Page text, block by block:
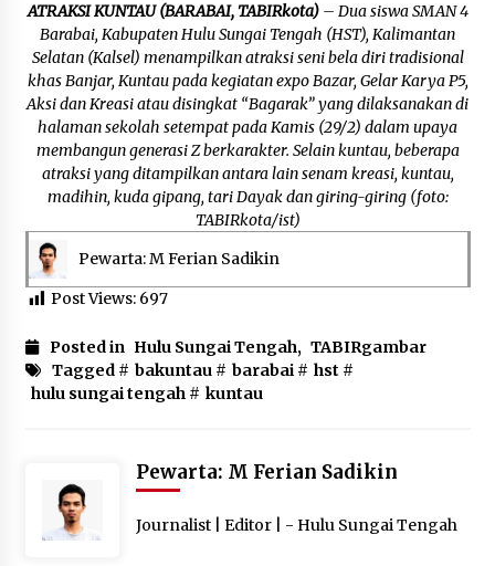
Kesehatan
Agustus 4, 2026
Kejari HST Musnahkan Barang Bukti 27 Perkara
Inkracht van Gewisjde
Agustus 4, 2026
Pelajar di HST Musnahkan Barang Bukti
Kejaksaan, Ada Apa?
Agustus 4, 2026
ATRAKSI KUNTAU (BARABAI, TABIRkota)– Dua siswa SMAN 4
Barabai, Kabupaten Hulu Sungai Tengah (HST), Kalimantan
Selatan (Kalsel) menampilkan atraksi seni bela diri tradisional
khas Banjar, Kuntau pada kegiatan expo Bazar, Gelar Karya P5,
Aksi dan Kreasi atau disingkat “Bagarak” yang dilaksanakan di
halaman sekolah setempat pada Kamis (29/2) dalam upaya
membangun generasi Z berkarakter. Selain kuntau, beberapa
atraksi yang ditampilkan antara lain senam kreasi, kuntau,
madihin, kuda gipang, tari Dayak dan giring-giring (foto:
TABIRkota/ist)
Pewarta: M Ferian Sadikin
Post Views: 697
Posted in Hulu Sungai Tengah, TABIRgambar
Tagged # bakuntau # barabai# hst #
hulu sungai tengah # kuntau
Pewarta: M Ferian Sadikin
Journalist | Editor | - Hulu Sungai Tengah